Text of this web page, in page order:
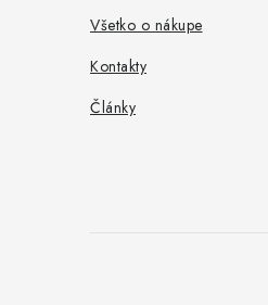
Všetko o nákupe
Kontakty
Články